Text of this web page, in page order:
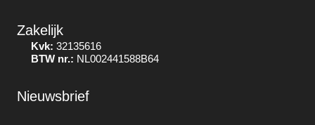
Zakelijk
Kvk: 32135616
BTW nr.: NL002441588B64
Nieuwsbrief